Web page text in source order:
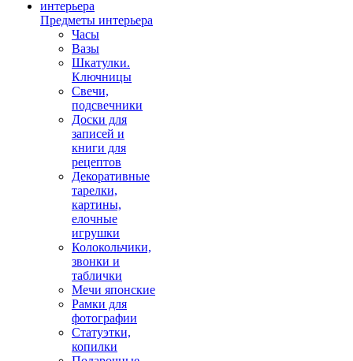
Предметы интерьера
Часы
Вазы
Шкатулки.
Ключницы
Свечи,
подсвечники
Доски для
записей и
книги для
рецептов
Декоративные
тарелки,
картины,
елочные
игрушки
Колокольчики,
звонки и
таблички
Мечи японские
Рамки для
фотографии
Статуэтки,
копилки